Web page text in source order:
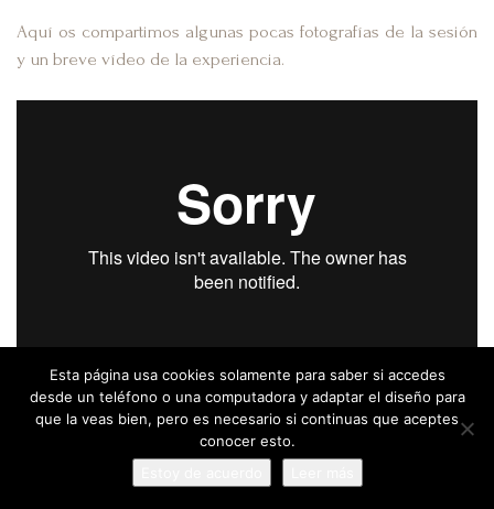
Aquí os compartimos algunas pocas fotografías de la sesión
y un breve vídeo de la experiencia.
Esta página usa cookies solamente para saber si accedes
desde un teléfono o una computadora y adaptar el diseño para
que la veas bien, pero es necesario si continuas que aceptes
conocer esto.